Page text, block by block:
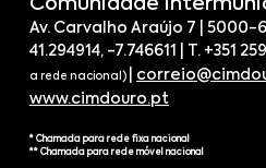
Comunidade
Av. Carvalho Araújo 7 | 5000-
41.294914, -7.746611 | T. +351
a rede nacional)
www.cimdouro.pt
* Chamada para rede fixa nacional
** Chamada para rede móvel nacional